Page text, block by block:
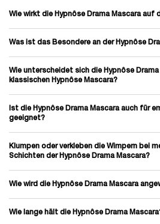
Wie wirkt die Hypnôse Drama Mascara auf
Was ist das Besondere an der Hypnôse
Wie unterscheidet sich die Hypnôse Drama
klassischen Hypnôse Mascara?
Ist die Hypnôse Drama Mascara auch für
geeignet?
Klumpen oder verkleben die Wimpern bei
Schichten der Hypnôse Drama Mascara?
Wie wird die Hypnôse Drama Mascara
Wie lange hält die Hypnôse Drama